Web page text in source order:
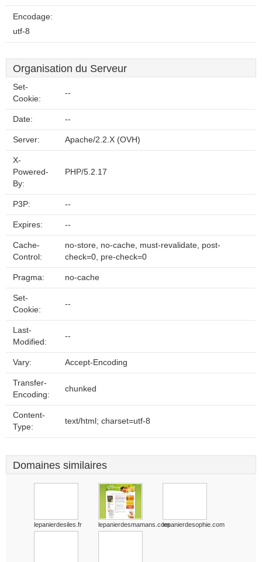
Encodage:
utf-8
Organisation du Serveur
Set-
Cookie:
--
Date: --
Server: Apache/2.2.X (OVH)
X-
Powered-
By:
PHP/5.2.17
P3P: --
Expires: --
Cache-
Control:
no-store, no-cache, must-revalidate, post-
check=0, pre-check=0
Pragma: no-cache
Set-
Cookie:
--
Last-
Modified:
--
Vary: Accept-Encoding
Transfer-
Encoding:
chunked
Content-
Type:
text/html; charset=utf-8
Domaines similaires
lepanierdesiles.fr lepanierdesmamans.comlepanierdesophie.com